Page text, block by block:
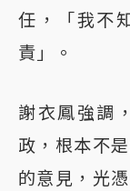
任，「我不
責」。
謝衣鳳強調
政，根本不
的意見，光